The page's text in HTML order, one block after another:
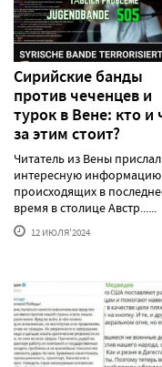
Сирийские банды
против чеченцев и
турок в Вене: кто и
за этим стоит?
Читатель из Вены
интересную
происходящих в
время в столице Австр......
12 ИЮЛЯ'2024